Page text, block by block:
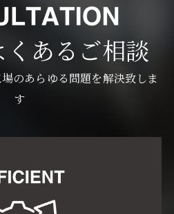
あるご相談
のあらゆる問題を解決致しま
す